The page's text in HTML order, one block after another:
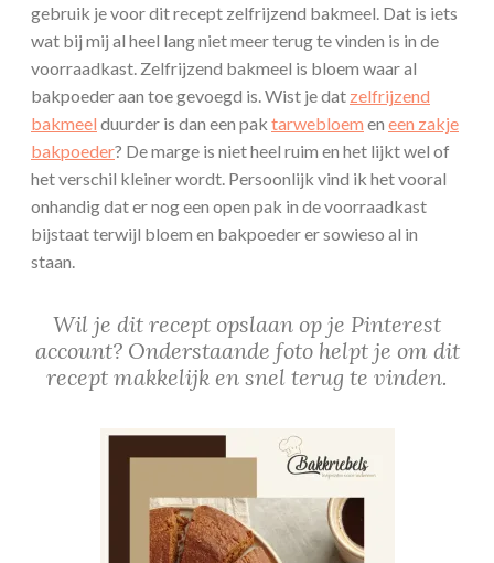
gebruik je voor dit recept zelfrijzend bakmeel. Dat is iets
wat bij mij al heel lang niet meer terug te vinden is in de
voorraadkast. Zelfrijzend bakmeel is bloem waar al
bakpoeder aan toe gevoegd is. Wist je dat zelfrijzend
bakmeel duurder is dan een pak tarwebloem en een zakje
bakpoeder? De marge is niet heel ruim en het lijkt wel of
het verschil kleiner wordt. Persoonlijk vind ik het vooral
onhandig dat er nog een open pak in de voorraadkast
bijstaat terwijl bloem en bakpoeder er sowieso al in
staan.
Wil je dit recept opslaan op je Pinterest
account? Onderstaande foto helpt je om dit
recept makkelijk en snel terug te vinden.